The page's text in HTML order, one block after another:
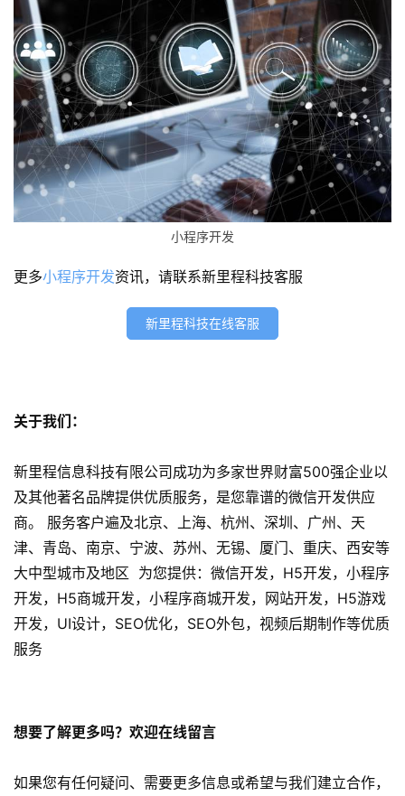
网
站
开
发
s
e
o
数
P
开
发
短
视
频
资
讯
常
问
小程序开发
更多小程序开发资讯，请联系新里程科技客服
新里程科技在线客服
关于我们：
新里程信息科技有限公司成功为多家世界财富500强企业以
及其他著名品牌提供优质服务，是您靠谱的微信开发供应
商。 服务客户遍及北京、上海、杭州、深圳、广州、天
津、青岛、南京、宁波、苏州、无锡、厦门、重庆、西安等
大中型城市及地区 为您提供：微信开发，H5开发，小程序
开发，H5商城开发，小程序商城开发，网站开发，H5游戏
开发，UI设计，SEO优化，SEO外包，视频后期制作等优质
服务
想要了解更多吗？欢迎在线留言
如果您有任何疑问、需要更多信息或希望与我们建立合作，